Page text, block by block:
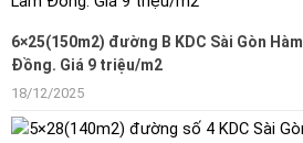
6×25(150m2) đường B KDC Sài Gòn
Đồng. Giá 9 triệu/m2
18/12/2025